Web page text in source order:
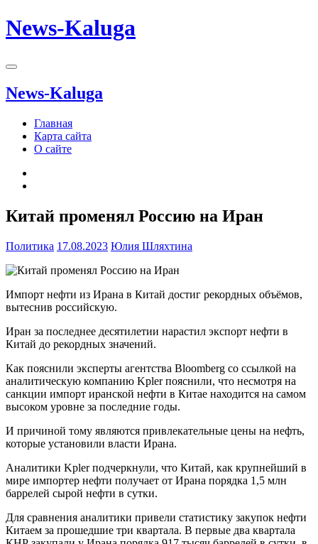
News-Kaluga
News-Kaluga
Главная
Карта сайта
О сайте
Китай променял Россию на Иран
Политика 17.08.2023 Юлия Шляхтина
Импорт нефти из Ирана в Китай достиг рекордных объёмов,
вытеснив российскую.
Иран за последнее десятилетии нарастил экспорт нефти в
Китай до рекордных значений.
Как пояснили эксперты агентства Bloomberg со ссылкой на
аналитическую компанию Kpler пояснили, что несмотря на
санкции импорт иранской нефти в Китае находится на самом
высоком уровне за последние годы.
И причиной тому являются привлекательные цены на нефть,
которые установили власти Ирана.
Аналитики Kpler подчеркнули, что Китай, как крупнейший в
мире импортер нефти получает от Ирана порядка 1,5 млн
баррелей сырой нефти в сутки.
Для сравнения аналитики привели статистику закупок нефти
Китаем за прошедшие три квартала. В первые два квартала